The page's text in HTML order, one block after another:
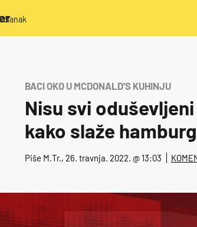
/članak
BACI OKO U MCDONALD'S KUHINJU
Nisu svi
kako slaže
Piše M.Tr., 26. travnja. 2022. @ 13:03